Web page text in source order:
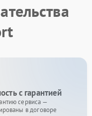
с гарантией
сервиса —
в договоре